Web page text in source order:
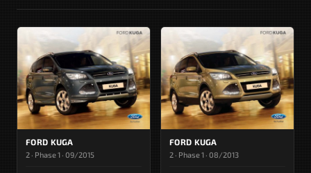
FORD KUGA
2 · Phase 1 · 09/2015
FORD KUGA
2 · Phase 1 · 08/2013